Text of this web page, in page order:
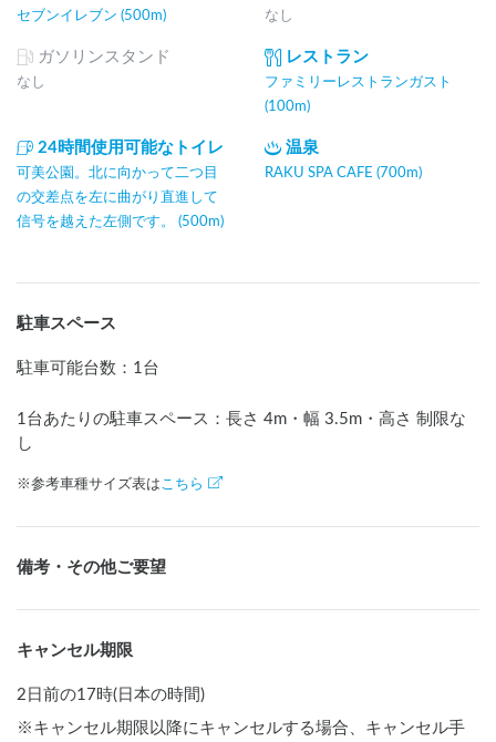
セブンイレブン (500m) なし
ガソリンスタンド
なし
レストラン
ファミリーレストランガスト
(100m)
24時間使用可能なトイレ
可美公園。北に向かって二つ目
の交差点を左に曲がり直進して
信号を越えた左側です。 (500m)
温泉
RAKU SPA CAFE (700m)
駐車スペース
駐車可能台数 ： 1台
1台あたりの駐車スペース：長さ 4m ・幅 3.5m ・高さ 制限な
し
※参考車種サイズ表は こちら
備考・その他ご要望
キャンセル期限
2日前の17時(日本の時間)
※キャンセル期限以降にキャンセルする場合、キャンセル手